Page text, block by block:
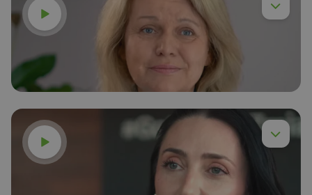
Dr ing. Piotr Chyła
En savoir plus
Voir la vidéo
Voir la vidéo